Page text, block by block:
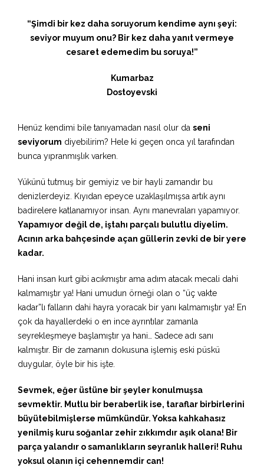
“Şimdi bir kez daha soruyorum kendime aynı şeyi:
seviyor muyum onu? Bir kez daha yanıt vermeye
cesaret edemedim bu soruya!”
Kumarbaz
Dostoyevski
Henüz kendimi bile tanıyamadan nasıl olur da seni
seviyorum diyebilirim? Hele ki geçen onca yıl tarafından
bunca yıpranmışlık varken.
Yükünü tutmuş bir gemiyiz ve bir hayli zamandır bu
denizlerdeyiz. Kıyıdan epeyce uzaklaşılmışsa artık aynı
badirelere katlanamıyor insan. Aynı manevraları yapamıyor.
Yapamıyor değil de, iştahı parçalı bulutlu diyelim.
Acının arka bahçesinde açan güllerin zevki de bir yere
kadar.
Hani insan kurt gibi acıkmıştır ama adım atacak mecali dahi
kalmamıştır ya! Hani umudun örneği olan o “üç vakte
kadar”lı falların dahi hayra yoracak bir yanı kalmamıştır ya! En
çok da hayallerdeki o en ince ayrıntılar zamanla
seyrekleşmeye başlamıştır ya hani… Sadece adı sanı
kalmıştır. Bir de zamanın dokusuna işlemiş eski püskü
duygular, öyle bir his işte.
Sevmek, eğer üstüne bir şeyler konulmuşsa
sevmektir. Mutlu bir beraberlik ise, taraflar birbirlerini
büyütebilmişlerse mümkündür. Yoksa kahkahasız
yenilmiş kuru soğanlar zehir zıkkımdır aşık olana! Bir
parça yalandır o samanlıkların seyranlık halleri! Ruhu
yoksul olanın içi cehennemdir can!